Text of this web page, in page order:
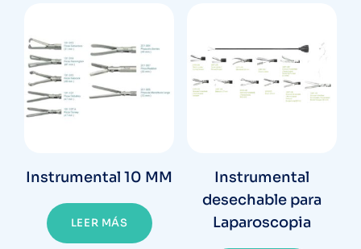
Instrumental 10 MM
LEER MÁS
Instrumental
desechable para
Laparoscopia